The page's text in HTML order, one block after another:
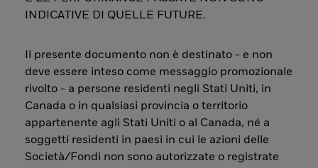
INDICATIVE DI QUELLE FUTURE.
Il presente documento non è destinato - e non
deve essere inteso come messaggio promozionale
rivolto - a persone residenti negli Stati Uniti, in
Canada o in qualsiasi provincia o territorio
appartenente agli Stati Uniti o al Canada, né a
soggetti residenti in paesi in cui le azioni delle
Società/Fondi non sono autorizzate o registrate